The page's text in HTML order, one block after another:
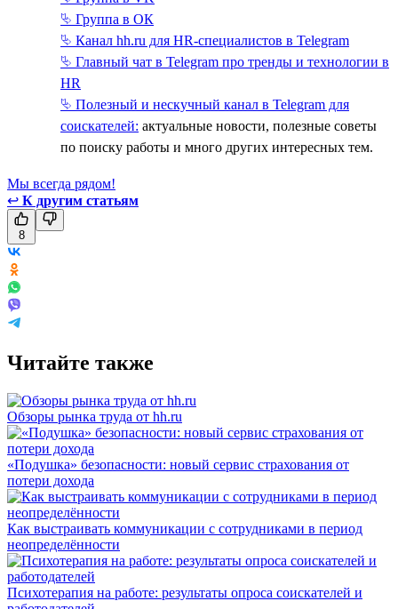
⮱ Группа в ОК
⮱ Канал hh.ru для HR-специалистов в Telegram
⮱ Главный чат в Telegram про тренды и технологии в
HR
⮱ Полезный и нескучный канал в Telegram для
соискателей: актуальные новости, полезные советы
по поиску работы и много других интересных тем.
Мы всегда рядом!
↩ К другим статьям
8
Читайте также
Обзоры рынка труда от hh.ru
«Подушка» безопасности: новый сервис страхования от
потери дохода
Как выстраивать коммуникации с сотрудниками в период
неопределённости
Психотерапия на работе: результаты опроса соискателей и